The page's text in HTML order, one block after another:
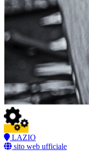
LAZIO
sito web ufficiale